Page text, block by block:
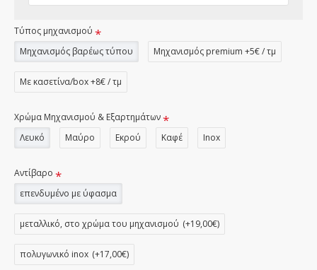
Τύπος μηχανισμού
Μηχανισμός βαρέως τύπου
Μηχανισμός premium +5€ / τμ
Με κασετίνα/box +8€ / τμ
Χρώμα Μηχανισμού & Εξαρτημάτων
Λευκό
Μαύρο Εκρού Καφέ Inox
Αντίβαρο
επενδυμένο με ύφασμα
μεταλλικό, στο χρώμα του μηχανισμού (+19,00€)
πολυγωνικό inox (+17,00€)